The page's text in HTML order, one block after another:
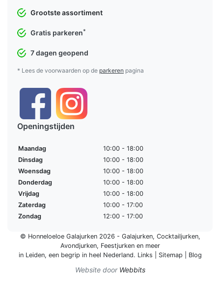
Grootste assortiment
Gratis parkeren*
7 dagen geopend
* Lees de voorwaarden op de parkeren pagina
Openingstijden
Maandag
10:00 - 18:00
Dinsdag
10:00 - 18:00
Woensdag
10:00 - 18:00
Donderdag
10:00 - 18:00
Vrijdag
10:00 - 18:00
Zaterdag
10:00 - 17:00
Zondag
12:00 - 17:00
© Honneloeloe Galajurken 2026 - Galajurken, Cocktailjurken,
Avondjurken, Feestjurkenen meer
in Leiden, een begrip in heel Nederland. Links Sitemap Blog
Website door Webbits